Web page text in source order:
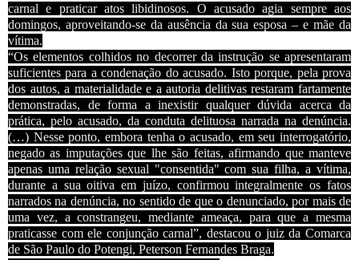
carnal e praticar atos libidinosos. O acusado agia sempre aos
domingos, aproveitando-se da ausência da sua esposa – e mãe da
vítima.
“Os elementos colhidos no decorrer da instrução se apresentaram
suficientes para a condenação do acusado. Isto porque, pela prova
dos autos, a materialidade e a autoria delitivas restaram fartamente
demonstradas, de forma a inexistir qualquer dúvida acerca da
prática, pelo acusado, da conduta delituosa narrada na denúncia.
(…) Nesse ponto, embora tenha o acusado, em seu interrogatório,
negado as imputações que lhe são feitas, afirmando que manteve
apenas uma relação sexual "consentida" com sua filha, a vítima,
durante a sua oitiva em juízo, confirmou integralmente os fatos
narrados na denúncia, no sentido de que o denunciado, por mais de
uma vez, a constrangeu, mediante ameaça, para que a mesma
praticasse com ele conjunção carnal”, destacou o juiz da Comarca
de São Paulo do Potengi, Peterson Fernandes Braga.